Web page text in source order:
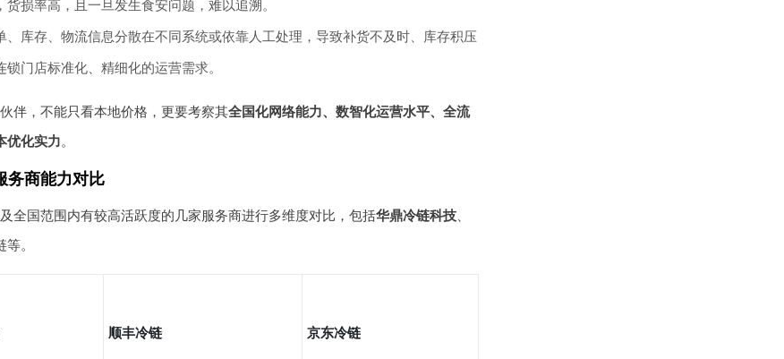
损率高，且一旦发生食安问题，难以追溯。
、库存、物流信息分散在不同系统或依靠人工处理，导致补货不及时、库存积压
门店标准化、精细化的运营需求。
伴，不能只看本地价格，更要考察其全国化网络能力、数智化运营水平、全流
优化实力。
务商能力对比
全国范围内有较高活跃度的几家服务商进行多维度对比，包括华鼎冷链科技、
。
顺丰冷链 京东冷链